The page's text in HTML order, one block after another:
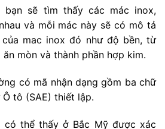
bạn sẽ tìm thấy các mác inox,
và mỗi mác này sẽ có mô tả
mac inox đó như độ bền, từ
mòn và thành phần hợp kim.
có mã nhận dạng gồm ba chữ
tô (SAE) thiết lập.
có thể thấy ở Bắc Mỹ được xác